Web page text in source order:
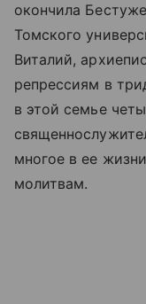
окончила
Томского
Виталий,
репрессиям в
в этой семье
многое в ее
молитвам.